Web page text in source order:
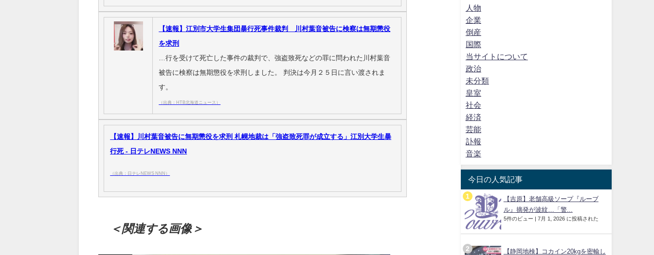
【速報】江別市大学生集団暴行死事件裁判 川村葉音被告に検察は無期懲役
を求刑
…行を受けて死亡した事件の裁判で、強盗致死などの罪に問われた川村葉音
被告に検察は無期懲役を求刑しました。 判決は今月２５日に言い渡されま
す。
（出典：HTB北海道ニュース）
【速報】川村葉音被告に無期懲役を求刑 札幌地裁は「強盗致死罪が成立する」江別大学生暴
行死 - 日テレNEWS NNN
（出典：日テレNEWS NNN）
＜関連する画像＞
人物
企業
倒産
国際
当サイトについて
政治
未分類
皇室
社会
経済
芸能
訃報
音楽
今日の人気記事
【吉原】老舗高級ソープ『ルーブ
ル』摘発が波紋…「警...
5件のビュー | 7月 1, 2026 に投稿された
【静岡地検】コカイン20kgを密輸し